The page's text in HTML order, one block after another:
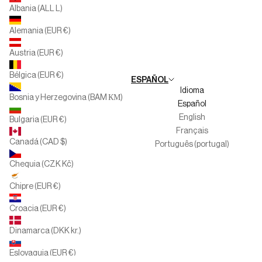
Multimarca
Familias Numerosas
Canal del informante
Albania (ALL L)
Alemania (EUR €)
Austria (EUR €)
Bélgica (EUR €)
Bosnia y Herzegovina (BAM КМ)
Bulgaria (EUR €)
Canadá (CAD $)
Chequia (CZK Kč)
Chipre (EUR €)
Croacia (EUR €)
Dinamarca (DKK kr.)
Eslovaquia (EUR €)
ESPAÑOL
Idioma
Español
English
Français
Português (portugal)